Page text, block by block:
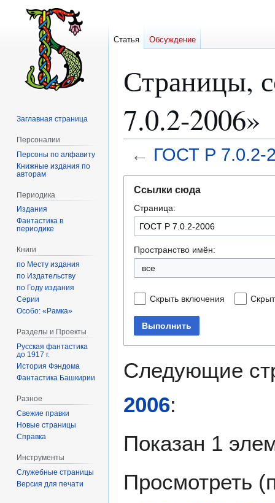
Страницы,
7.0.2-2006»
← ГОСТ Р 7.0.2-
навигации
поиску
Ссылки сюда
Страница:
Пространство имён:
все
Скрыть включения
Выполнить
Следующие
2006:
Показан 1
Просмотреть (
Статья Обсуждение
Заглавная страница
Персоналии
Персоны по алфавиту
Книжные издания по
авторам
Периодика
Издания
Фантастика в
периодике
Книги
по Месту издания
по Издательству
по Году издания
Серии
Особо: «Рамка»
Разделы и Проекты
Русская фантастика
до 1917 г.
История Фэндома
Фантастика Башкирии
Разное
Свежие правки
Новые страницы
Справка
Инструменты
Служебные страницы
Версия для печати